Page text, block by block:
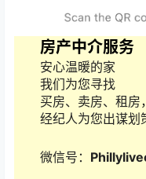
房产中介服务
安心温暖的家
我们为您寻找
买房、卖房、租
经纪人为您出谋划
微信号：